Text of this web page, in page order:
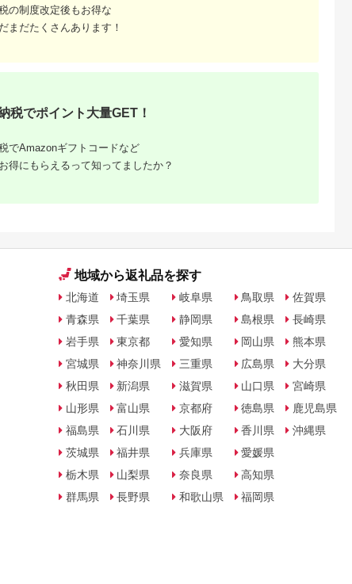
えた超ト
マト と
さい 新鮮
為商店】銀だら西京漬
けセット 8切 ［ 京都
鮮魚専門店 西京漬け
り寄せ 通販 送料無料
ふるさと納税 ］
川 四国 楽天ふるさと
納税 返礼品 支援 お取
潟米 産地直送 お米
こめ コメ ご飯 ごは
の制度改定後もお得な
まだたくさんあります！
税でポイント大量GET！
でAmazonギフトコードなど
得にもらえるって知ってましたか？
地域から返礼品を探す
北海道
青森県
岩手県
宮城県
秋田県
山形県
福島県
茨城県
栃木県
群馬県
埼玉県
千葉県
東京都
神奈川県
新潟県
富山県
石川県
福井県
山梨県
長野県
岐阜県
静岡県
愛知県
三重県
滋賀県
京都府
大阪府
兵庫県
奈良県
和歌山県
鳥取県
島根県
岡山県
広島県
山口県
徳島県
香川県
愛媛県
高知県
福岡県
佐賀県
長崎県
熊本県
大分県
宮崎県
鹿児島県
沖縄県